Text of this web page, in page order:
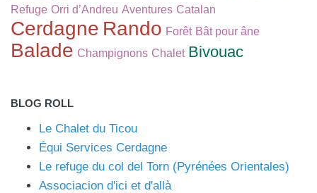
Refuge Orri d’Andreu Aventures Catalan
Cerdagne Rando Forêt Bât pour âne
Balade Champignons Chalet Bivouac
BLOG ROLL
Le Chalet du Ticou
Équi Services Cerdagne
Le refuge du col del Torn (Pyrénées Orientales)
Associacion d'ici et d'allà